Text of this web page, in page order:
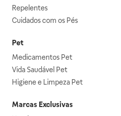
Repelentes
Cuidados com os Pés
Pet
Medicamentos Pet
Vida Saudável Pet
Higiene e Limpeza Pet
Marcas Exclusivas